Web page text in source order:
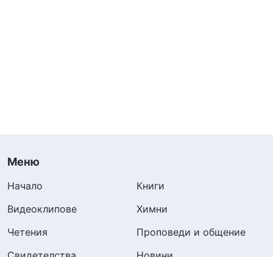
Меню
Начало
Книги
Видеоклипове
Химни
Четения
Проповеди и общение